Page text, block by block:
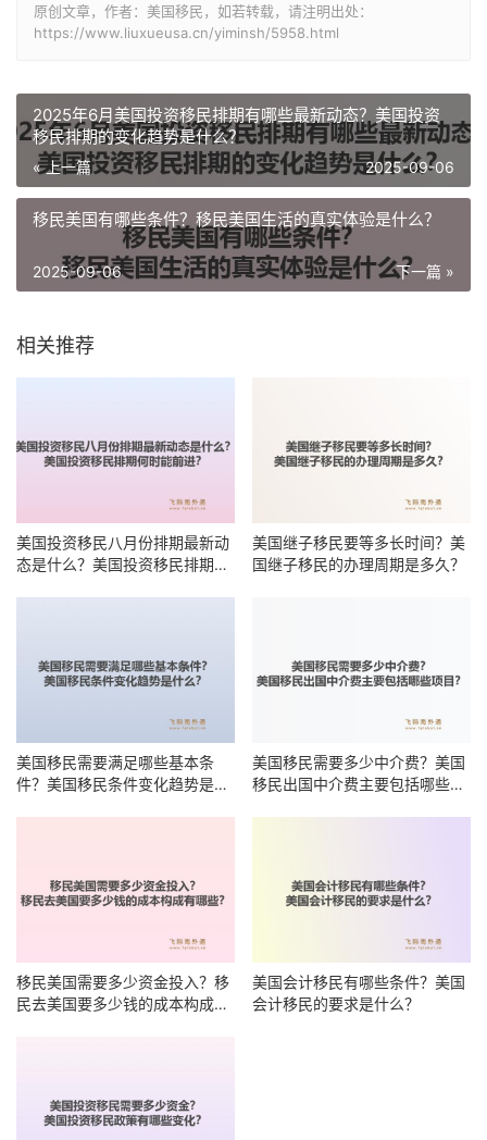
原创文章，作者：美国移民，如若转载，请注明出处：
https://www.liuxueusa.cn/yiminsh/5958.html
2025年6月美国投资移民排期有哪些最新动态？美国投资
移民排期的变化趋势是什么？
« 上一篇 2025-09-06
移民美国有哪些条件？移民美国生活的真实体验是什么？
下一篇 »
2025-09-06
相关推荐
美国投资移民八月份排期最新动
态是什么？美国投资移民排期何
美国继子移民要等多长时间？美
国继子移民的办理周期是多久？
美国移民需要满足哪些基本条
件？美国移民条件变化趋势是什
美国移民需要多少中介费？美国
移民出国中介费主要包括哪些项
移民美国需要多少资金投入？移
民去美国要多少钱的成本构成有
美国会计移民有哪些条件？美国
会计移民的要求是什么？